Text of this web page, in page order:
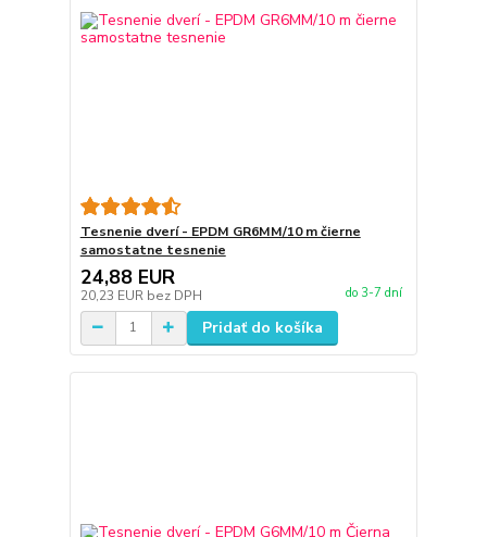
Tesnenie dverí - EPDM GR6MM/10 m čierne
samostatne tesnenie
24,88 EUR
20,23 EUR bez DPH do 3-7 dní
Pridať do košíka